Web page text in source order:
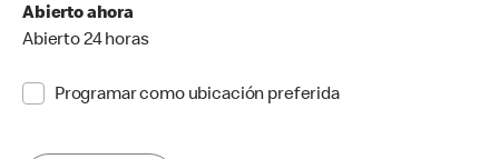
Abierto ahora
Abierto 24 horas
Programar como ubicación preferida